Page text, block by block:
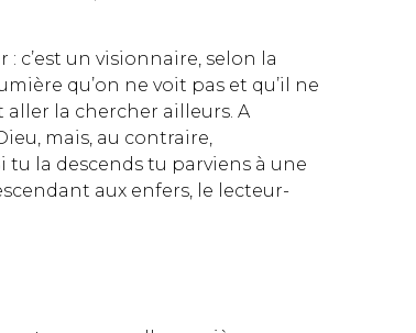
c’est un visionnaire, selon la
qu’on ne voit pas et qu’il ne
la chercher ailleurs. A
mais, au contraire,
tu la descends tu parviens à une
aux enfers, le lecteur-